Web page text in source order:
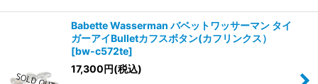
Babette Wasserman バベットワッサーマン タイ
ガーアイBulletカフスボタン(カフリンクス）
[bw-c572te]
17,300円(税込)